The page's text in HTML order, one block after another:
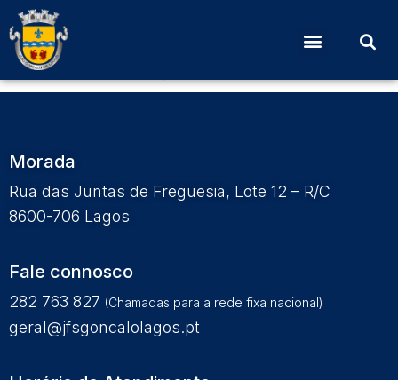
Edital Nº 9 – Publicidade
da Prestação de Contas
Morada
Rua das Juntas de Freguesia, Lote 12 – R/C
8600-706 Lagos
Fale connosco
282 763 827 (Chamadas para a rede fixa nacional)
geral@jfsgoncalolagos.pt